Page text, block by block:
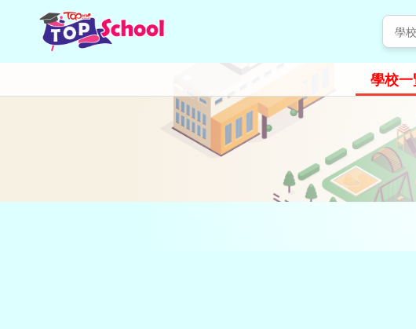
學校